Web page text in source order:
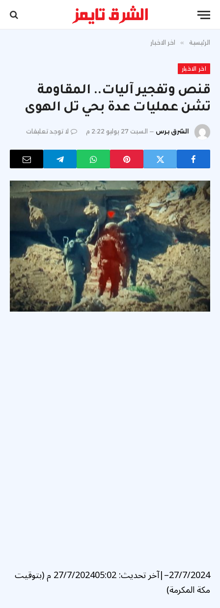
الرئيسية » اخر الاخبار
اخر الاخبار
قنص وتفجير آليات.. المقاومة
تشن عمليات عدة بحي تل الهوى
الشرق برس السبت 27 يوليو 2:22 م لا توجد تعليقات
27/7/2024
–
|آخر تحديث: 27/7/2024 05:02 م (بتوقيت
مكة المكرمة)